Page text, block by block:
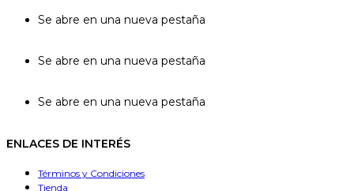
Se abre en una nueva pestaña
Se abre en una nueva pestaña
Se abre en una nueva pestaña
ENLACES DE INTERÉS
Términos y Condiciones
Tienda